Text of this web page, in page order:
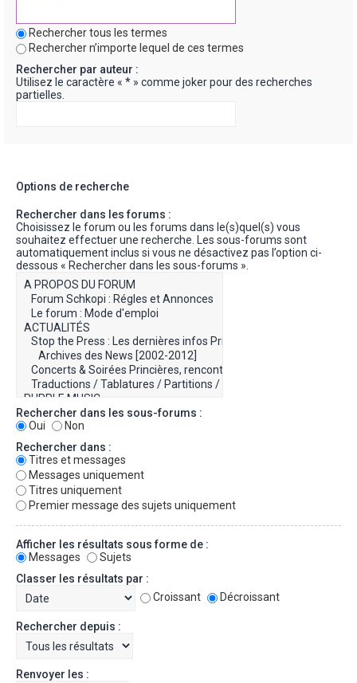
Rechercher tous les termes
Rechercher n’importe lequel de ces termes
Rechercher par auteur :
Utilisez le caractère « * » comme joker pour des recherches
partielles.
Options de recherche
Rechercher dans les forums :
Choisissez le forum ou les forums dans le(s)quel(s) vous
souhaitez effectuer une recherche. Les sous-forums sont
automatiquement inclus si vous ne désactivez pas l’option ci-
dessous « Rechercher dans les sous-forums ».
Rechercher dans les sous-forums :
Oui
Non
Rechercher dans :
Titres et messages
Messages uniquement
Titres uniquement
Premier message des sujets uniquement
Afficher les résultats sous forme de :
Messages
Sujets
Classer les résultats par :
Croissant
Décroissant
Rechercher depuis :
Renvoyer les :